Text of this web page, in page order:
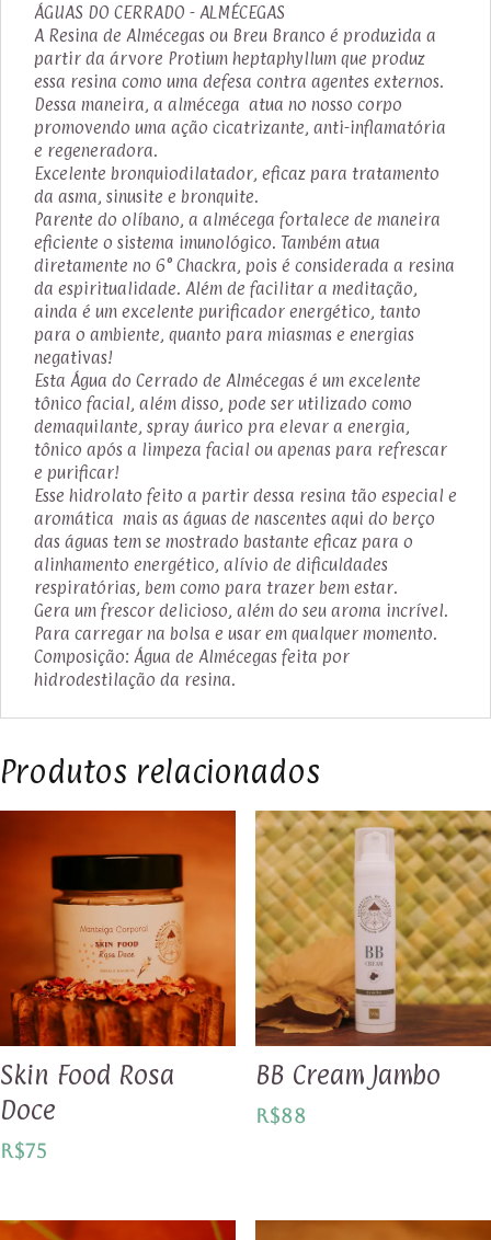
ÁGUAS DO CERRADO - ALMÉCEGAS
A Resina de Almécegas ou Breu Branco é produzida a
partir da árvore Protium heptaphyllum que produz
essa resina como uma defesa contra agentes externos.
Dessa maneira, a almécega atua no nosso corpo
promovendo uma ação cicatrizante, anti-inflamatória
e regeneradora.
Excelente bronquiodilatador, eficaz para tratamento
da asma, sinusite e bronquite.
Parente do olíbano, a almécega fortalece de maneira
eficiente o sistema imunológico. Também atua
diretamente no 6° Chackra, pois é considerada a resina
da espiritualidade. Além de facilitar a meditação,
ainda é um excelente purificador energético, tanto
para o ambiente, quanto para miasmas e energias
negativas!
Esta Água do Cerrado de Almécegas é um excelente
tônico facial, além disso, pode ser utilizado como
demaquilante, spray áurico pra elevar a energia,
tônico após a limpeza facial ou apenas para refrescar
e purificar!
Esse hidrolato feito a partir dessa resina tão especial e
aromática mais as águas de nascentes aqui do berço
das águas tem se mostrado bastante eficaz para o
alinhamento energético, alívio de dificuldades
respiratórias, bem como para trazer bem estar.
Gera um frescor delicioso, além do seu aroma incrível.
Para carregar na bolsa e usar em qualquer momento.
Composição: Água de Almécegas feita por
hidrodestilação da resina.
Produtos relacionados
Skin Food Rosa
Doce
R$75
BB Cream Jambo
R$88